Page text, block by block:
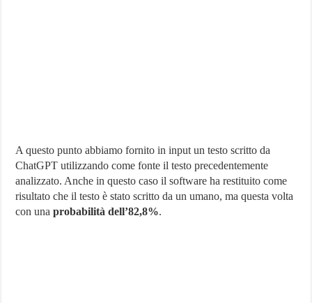
A questo punto abbiamo fornito in input un testo scritto da
ChatGPT utilizzando come fonte il testo precedentemente
analizzato. Anche in questo caso il software ha restituito come
risultato che il testo è stato scritto da un umano, ma questa volta
con unaprobabilità dell’82,8%.